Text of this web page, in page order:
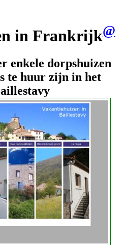
in Frankrijk@
enkele dorpshuizen
te huur zijn in het